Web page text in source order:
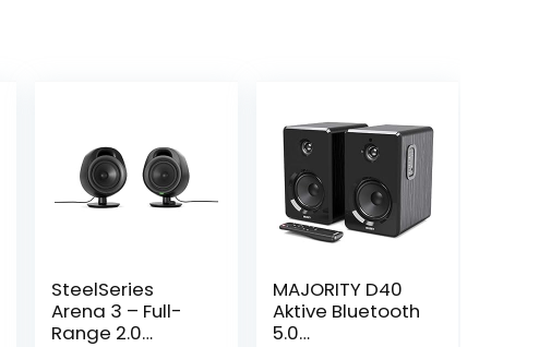
SteelSeries
Arena 3 – Full-
Range 2.0
MAJORITY D40
Aktive Bluetooth
5.0